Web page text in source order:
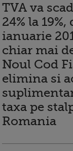
TVA va
24% la 19%,
ianuarie
chiar mai
Noul Cod
elimina si
taxa pe
Romania